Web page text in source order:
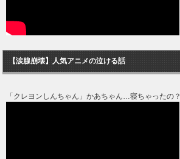
【涙腺崩壊】人気アニメの泣ける話
「クレヨンしんちゃん」かあちゃん…寝ちゃったの？